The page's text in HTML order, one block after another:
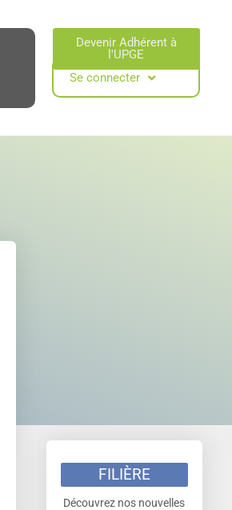
Devenir Adhérent à
l'UPGE​
Se connecter
FILIÈRE
Découvrez nos nouvelles